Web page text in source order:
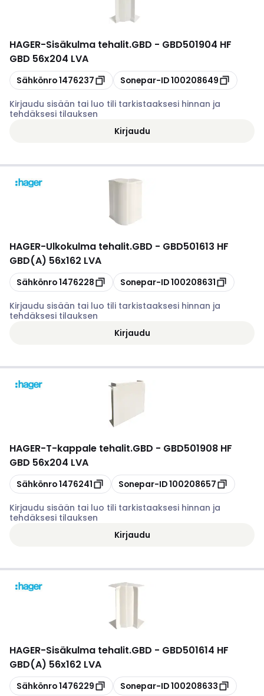
HAGER-Sisäkulma tehalit.GBD - GBD501904 HF
GBD 56x204 LVA
Kopioi
Sähkönro1476237 Kopioi
Sonepar-ID100208649
Kirjaudu sisään tai luo tili tarkistaaksesi hinnan ja
tehdäksesi tilauksen
Kirjaudu
HAGER-Ulkokulma tehalit.GBD - GBD501613 HF
GBD(A) 56x162 LVA
Kopioi
Sähkönro1476228 Kopioi
Sonepar-ID100208631
Kirjaudu sisään tai luo tili tarkistaaksesi hinnan ja
tehdäksesi tilauksen
Kirjaudu
HAGER-T-kappale tehalit.GBD - GBD501908 HF
GBD 56x204 LVA
Kopioi
Sähkönro1476241 Kopioi
Sonepar-ID100208657
Kirjaudu sisään tai luo tili tarkistaaksesi hinnan ja
tehdäksesi tilauksen
Kirjaudu
HAGER-Sisäkulma tehalit.GBD - GBD501614 HF
GBD(A) 56x162 LVA
Kopioi
Sähkönro1476229 Kopioi
Sonepar-ID100208633